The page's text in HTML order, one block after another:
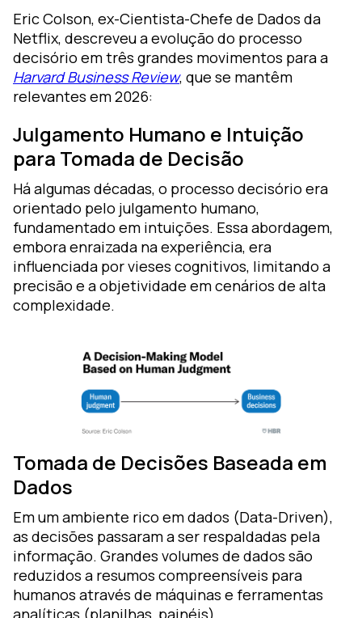
Eric Colson, ex-Cientista-Chefe de Dados da
Netflix, descreveu a evolução do processo
decisório em três grandes movimentos para a
Harvard Business Review, que se mantêm
relevantes em 2026:
Julgamento Humano e Intuição
para Tomada de Decisão
Há algumas décadas, o processo decisório era
orientado pelo julgamento humano,
fundamentado em intuições. Essa abordagem,
embora enraizada na experiência, era
influenciada por vieses cognitivos, limitando a
precisão e a objetividade em cenários de alta
complexidade.
Tomada de Decisões Baseada em
Dados
Em um ambiente rico em dados (Data-Driven),
as decisões passaram a ser respaldadas pela
informação. Grandes volumes de dados são
reduzidos a resumos compreensíveis para
humanos através de máquinas e ferramentas